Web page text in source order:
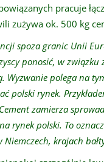
pracuje
zużywa ok. 500 kg
spoza granic Unii
ponosić, w
Wyzwanie polega na
polski rynek.
Cement zamierza
rynek polski. To
krajach